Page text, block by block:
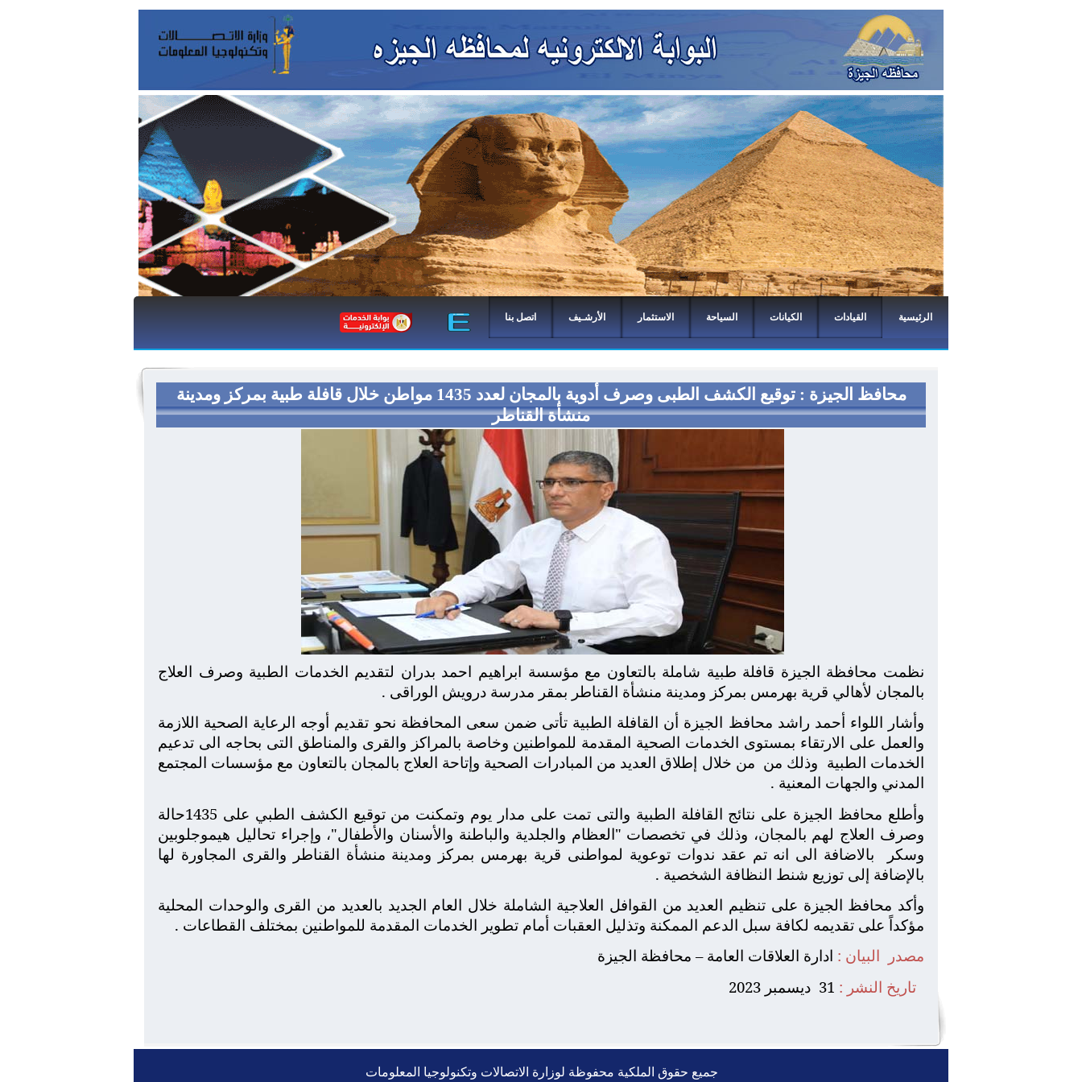
الرئيسية القيادات الكيانات السياحة الاستثمار الأرشـيف اتصل بنا
محافظ الجيزة : توقيع الكشف الطبى وصرف أدوية بالمجان لعدد 1435 مواطن خلال قافلة طبية بمركز ومدينة
منشأة القناطر
نظمت محافظة الجيزة قافلة طبية شاملة بالتعاون مع مؤسسة ابراهيم احمد بدران لتقديم الخدمات الطبية وصرف العلاج
بالمجان لأهالي قرية بهرمس بمركز ومدينة منشأة القناطر بمقر مدرسة درويش الوراقى .
وأشار اللواء أحمد راشد محافظ الجيزة أن القافلة الطبية تأتى ضمن سعى المحافظة نحو تقديم أوجه الرعاية الصحية اللازمة
والعمل على الارتقاء بمستوى الخدمات الصحية المقدمة للمواطنين وخاصة بالمراكز والقرى والمناطق التى بحاجه الى تدعيم
الخدمات الطبية وذلك من من خلال إطلاق العديد من المبادرات الصحية وإتاحة العلاج بالمجان بالتعاون مع مؤسسات المجتمع
المدني والجهات المعنية .
وأطلع محافظ الجيزة على نتائج القافلة الطبية والتى تمت على مدار يوم وتمكنت من توقيع الكشف الطبي على 1435حالة
وصرف العلاج لهم بالمجان، وذلك في تخصصات "العظام والجلدية والباطنة والأسنان والأطفال"، وإجراء تحاليل هيموجلوبين
وسكر
بالاضافة الى انه تم عقد ندوات توعوية لمواطنى قرية بهرمس بمركز ومدينة منشأة القناطر والقرى المجاورة لها
بالإضافة إلى توزيع شنط النظافة الشخصية .
وأكد محافظ الجيزة على تنظيم العديد من القوافل العلاجية الشاملة خلال العام الجديد بالعديد من القرى والوحدات المحلية
مؤكداً على تقديمه لكافة سبل الدعم الممكنة وتذليل العقبات أمام تطوير الخدمات المقدمة للمواطنين بمختلف القطاعات .
مصدر البيان : ادارة العلاقات العامة – محافظة الجيزة
تاريخ النشر : 31 ديسمبر 2023
جميع حقوق الملكية محفوظة لوزارة الاتصالات وتكنولوجيا المعلومات